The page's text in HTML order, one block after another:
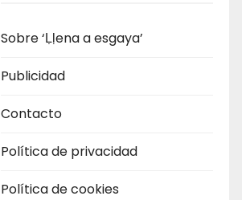
Sobre ‘Ḷḷena a esgaya’
Publicidad
Contacto
Política de privacidad
Política de cookies